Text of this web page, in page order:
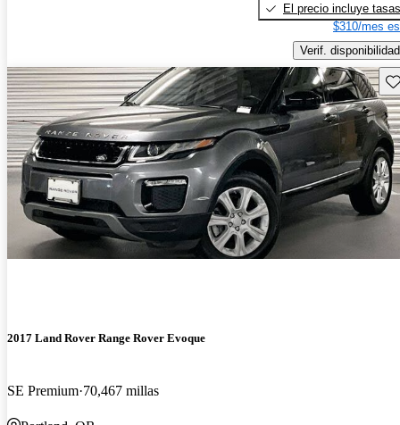
El precio incluye tasas
$310/mes
Verif. disponibilidad
2017 Land Rover Range Rover Evoque
SE Premium 70,467 millas